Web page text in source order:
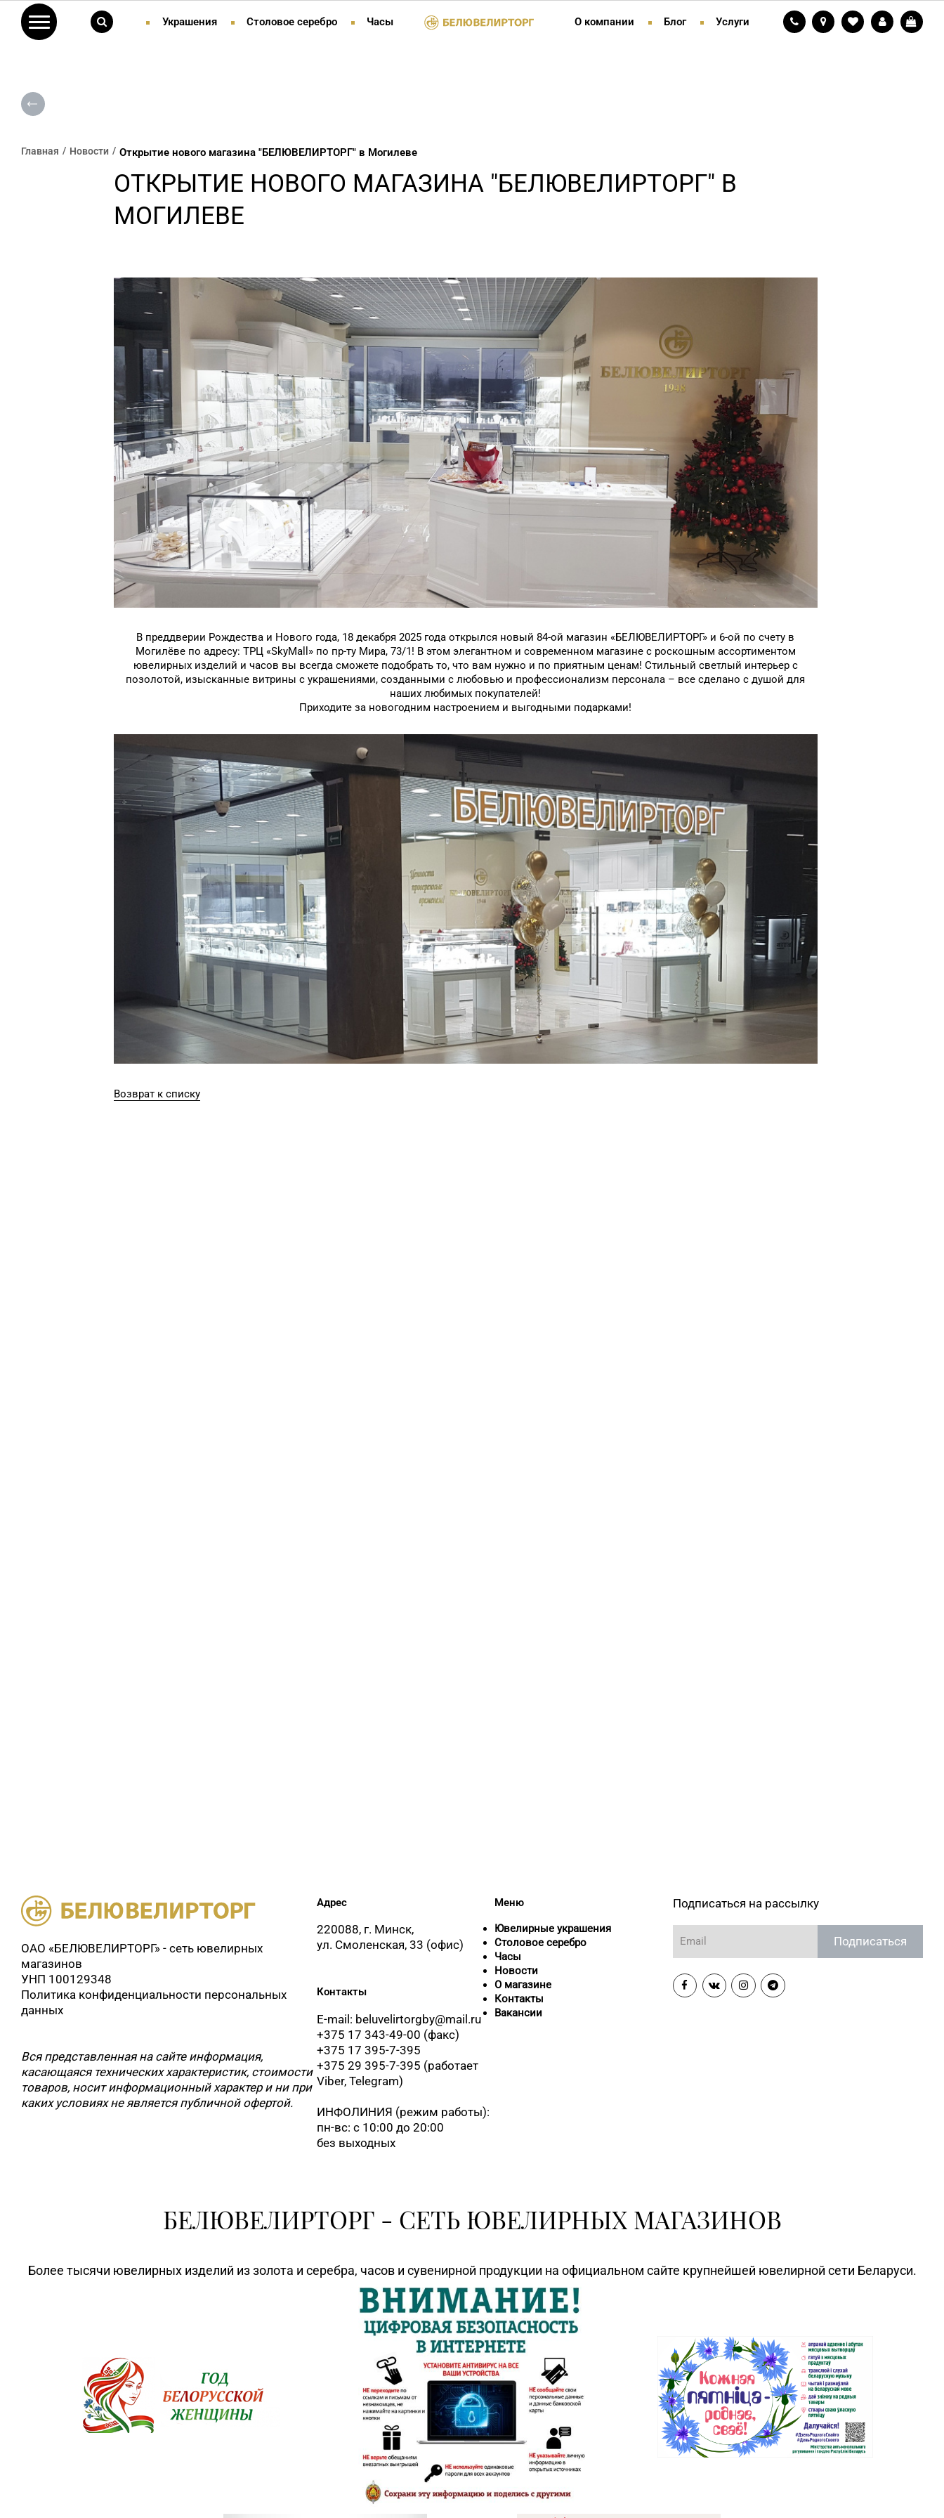
Украшения Столовое серебро Часы О компании Блог Услуги
Главная Новости Открытие нового магазина "БЕЛЮВЕЛИРТОРГ" в Могилеве
ОТКРЫТИЕ НОВОГО МАГАЗИНА "БЕЛЮВЕЛИРТОРГ" В
МОГИЛЕВЕ
В преддверии Рождества и Нового года, 18 декабря 2025 года открылся новый 84-ой магазин «БЕЛЮВЕЛИРТОРГ» и 6-ой по счету в
Могилёве по адресу: ТРЦ «SkyMall» по пр-ту Мира, 73/1! В этом элегантном и современном магазине с роскошным ассортиментом
ювелирных изделий и часов вы всегда сможете подобрать то, что вам нужно и по приятным ценам! Стильный светлый интерьер с
позолотой, изысканные витрины с украшениями, созданными с любовью и профессионализм персонала – все сделано с душой для
наших любимых покупателей!
Приходите за новогодним настроением и выгодными подарками!
Возврат к списку
ОАО «БЕЛЮВЕЛИРТОРГ» - сеть ювелирных
магазинов
УНП 100129348
Политика конфиденциальности персональных
данных
Вся представленная на сайте информация,
касающаяся технических характеристик, стоимости
товаров, носит информационный характер и ни при
каких условиях не является публичной офертой.
Адрес
220088, г. Минск,
ул. Смоленская, 33 (офис)
Контакты
E-mail: beluvelirtorgby@mail.ru
+375 17 343-49-00 (факс)
+375 17 395-7-395
+375 29 395-7-395 (работает
Viber, Telegram)
ИНФОЛИНИЯ (режим работы):
пн-вс: с 10:00 до 20:00
без выходных
Меню
Ювелирные украшения
Столовое серебро
Часы
Новости
О магазине
Контакты
Вакансии
Подписаться на рассылку
Подписаться
БЕЛЮВЕЛИРТОРГ - СЕТЬ ЮВЕЛИРНЫХ МАГАЗИНОВ
Более тысячи ювелирных изделий из золота и серебра, часов и сувенирной продукции на официальном сайте крупнейшей ювелирной сети Беларуси.